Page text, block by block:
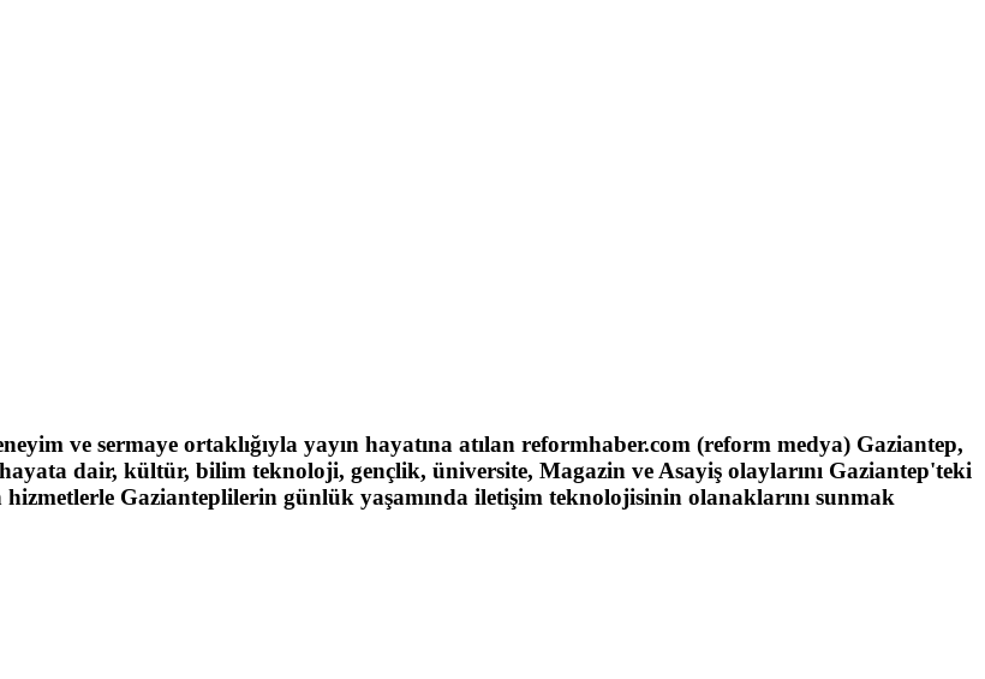
ve sermaye ortaklığıyla yayın hayatına atılan reformhaber.com (reform medya) Gaziantep,
dair, kültür, bilim teknoloji, gençlik, üniversite, Magazin ve Asayiş olaylarını Gaziantep'teki
Gazianteplilerin günlük yaşamında iletişim teknolojisinin olanaklarını sunmak